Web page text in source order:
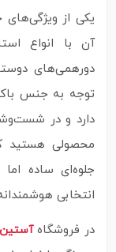
یکی از
آن با انواع
دورهمی‌های
توجه به جنس
دارد و در
محصولی هستید
جلوه‌ای ساده
انتخابی
در فروشگاهآستین